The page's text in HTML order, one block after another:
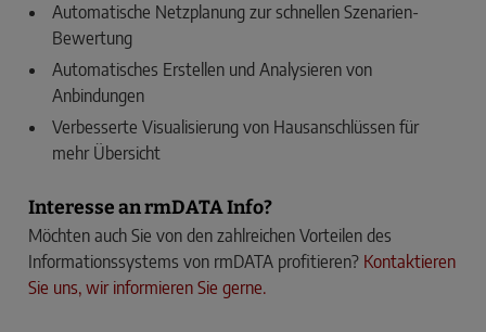
Automatische Netzplanung zur schnellen Szenarien-
Bewertung
Automatisches Erstellen und Analysieren von
Anbindungen
Verbesserte Visualisierung von Hausanschlüssen für
mehr Übersicht
Interesse an rmDATA Info?
Möchten auch Sie von den zahlreichen Vorteilen des
Informationssystems von rmDATA profitieren? Kontaktieren
Sie uns, wir informieren Sie gerne.